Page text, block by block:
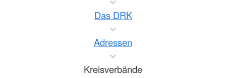
Das DRK
Adressen
Kreisverbände